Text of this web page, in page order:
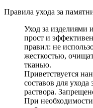
Правила ухода за
Уход за изделиями
прост и
правил: не
жесткостью,
тканью.
Приветствуется
составов для
раствора.
При